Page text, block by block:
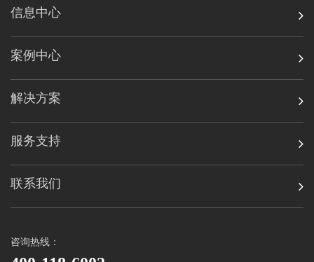
信息中心
案例中心
解决方案
服务支持
联系我们
咨询热线：